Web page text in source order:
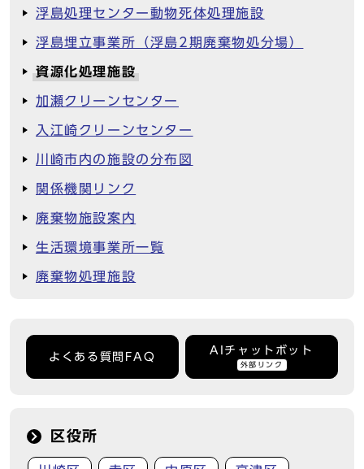
浮島処理センター動物死体処理施設
浮島埋立事業所（浮島2期廃棄物処分場）
資源化処理施設
加瀬クリーンセンター
入江崎クリーンセンター
川崎市内の施設の分布図
関係機関リンク
廃棄物施設案内
生活環境事業所一覧
廃棄物処理施設
よくある質問FAQ
AIチャットボット
外部リンク
区役所